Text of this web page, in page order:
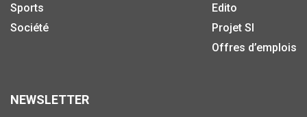
Sports
Société
Edito
Projet SI
Offres d’emplois
NEWSLETTER